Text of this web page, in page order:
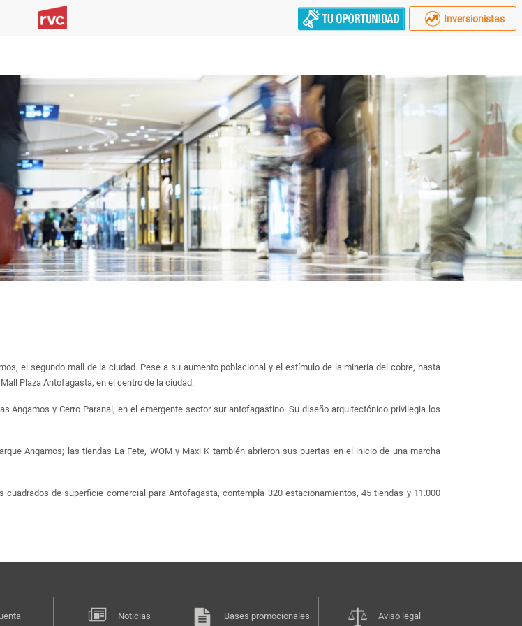
Inversionistas
el segundo mall de la ciudad. Pese a su aumento poblacional y el estímulo de la minería del cobre, hasta
Plaza Antofagasta, en el centro de la ciudad.
Angamos y Cerro Paranal, en el emergente sector sur antofagastino. Su diseño arquitectónico privilegia los
Angamos; las tiendas La Fete, WOM y Maxi K también abrieron sus puertas en el inicio de una marcha
de superficie comercial para Antofagasta, contempla 320 estacionamientos, 45 tiendas y 11.000
Noticias Bases promocionales Aviso legal